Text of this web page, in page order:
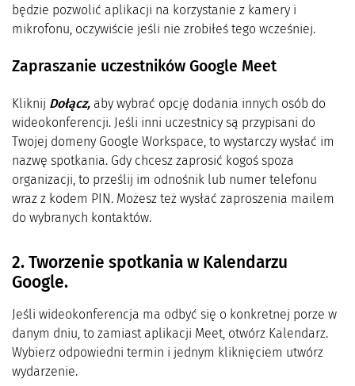
będzie pozwolić aplikacji na korzystanie z kamery i
mikrofonu, oczywiście jeśli nie zrobiłeś tego wcześniej.
Zapraszanie uczestników Google Meet
Kliknij Dołącz, aby wybrać opcję dodania innych osób do
wideokonferencji. Jeśli inni uczestnicy są przypisani do
Twojej domeny Google Workspace, to wystarczy wysłać im
nazwę spotkania. Gdy chcesz zaprosić kogoś spoza
organizacji, to prześlij im odnośnik lub numer telefonu
wraz z kodem PIN. Możesz też wysłać zaproszenia mailem
do wybranych kontaktów.
2. Tworzenie spotkania w Kalendarzu
Google.
Jeśli wideokonferencja ma odbyć się o konkretnej porze w
danym dniu, to zamiast aplikacji Meet, otwórz Kalendarz.
Wybierz odpowiedni termin i jednym kliknięciem utwórz
wydarzenie.